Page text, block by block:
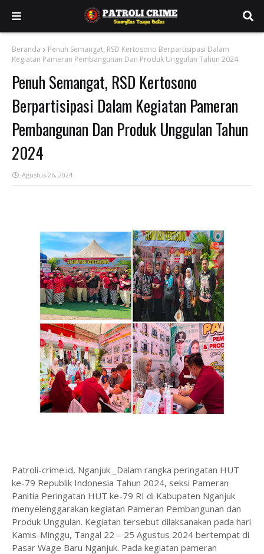
Beranda
Penuh Semangat, RSD Kertosono Berpartisipasi Dalam
Kegiatan Pameran Pembangunan Dan Produk Unggulan Tahun 2024
Penuh Semangat, RSD Kertosono
Berpartisipasi Dalam Kegiatan Pameran
Pembangunan Dan Produk Unggulan Tahun
2024
Agustus 26, 2024
Patroli-crime.id, Nganjuk _Dalam rangka peringatan HUT
ke-79 Republik Indonesia Tahun 2024, seksi Pameran
Panitia Peringatan HUT ke-79 RI di Kabupaten Nganjuk
menyelenggarakan kegiatan Pameran Pembangunan dan
Produk Unggulan. Kegiatan tersebut dilaksanakan pada hari
Kamis-Minggu, Tangal 22 – 25 Agustus 2024 bertempat di
Pasar Wage Baru Nganjuk. Pada kegiatan pameran